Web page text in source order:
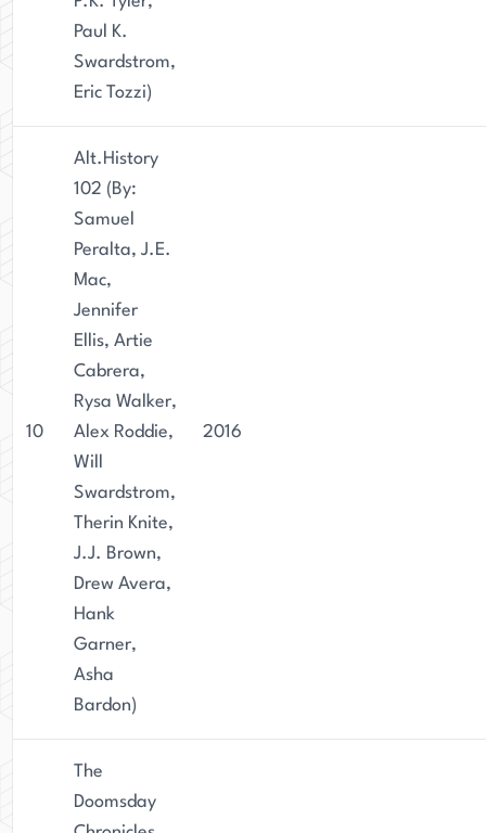
Paul K.
Swardstrom,
Eric Tozzi)
10
Alt.History
102 (By:
Samuel
Peralta, J.E.
Mac,
Jennifer
Ellis, Artie
Cabrera,
Rysa Walker,
Alex Roddie,
Will
Swardstrom,
Therin Knite,
J.J. Brown,
Drew Avera,
Hank
Garner,
Asha
Bardon)
2016
The
Doomsday